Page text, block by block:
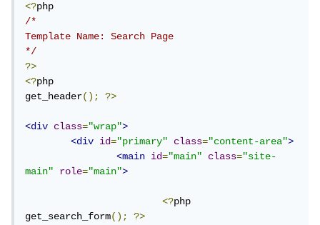
<?
/*
Template Name: Search Page
*/
?>
<?php
get_header(); ?>
<div class="wrap">
<div
id="primary" class="content-area">
<main
id="main" class="site-
main"
role="main">
<?php
get_search_form(); ?>